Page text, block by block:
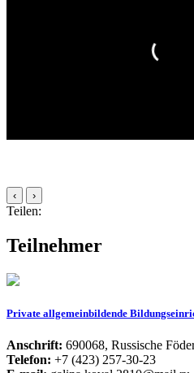
‹ ›
Teilen:
Teilnehmer
Private allgemeinbildende
Anschrift: 690068, Russische
Telefon: +7 (423) 257-30-23